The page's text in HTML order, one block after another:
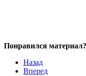
Понравился
Назад
Вперед